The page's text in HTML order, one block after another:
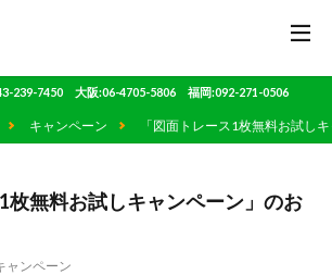
239-7450 大阪:06-4705-5806 福岡:092-271-0506
キャンペーン 「図面トレース1枚無料お試し
枚無料お試しキャンペーン」のお
ャンペーン